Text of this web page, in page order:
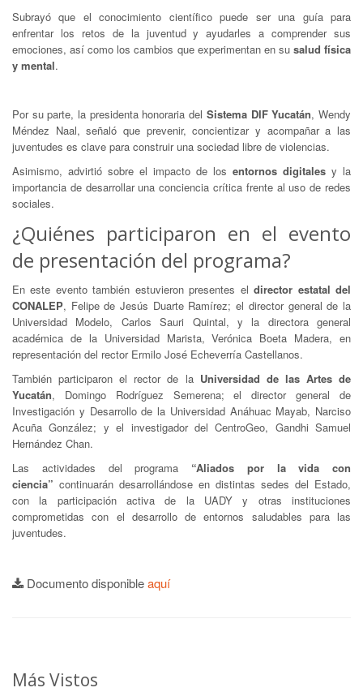
Subrayó que el conocimiento científico puede ser una guía para
enfrentar los retos de la juventud y ayudarles a comprender sus
emociones, así como los cambios que experimentan en su salud física
y mental.
Por su parte, la presidenta honoraria del Sistema DIF Yucatán, Wendy
Méndez Naal, señaló que prevenir, concientizar y acompañar a las
juventudes es clave para construir una sociedad libre de violencias.
Asimismo, advirtió sobre el impacto de los entornos digitales y la
importancia de desarrollar una conciencia crítica frente al uso de redes
sociales.
¿Quiénes participaron en el evento
de presentación del programa?
En este evento también estuvieron presentes eldirector estatal del
CONALEP, Felipe de Jesús Duarte Ramírez; el director general de la
Universidad Modelo, Carlos Sauri Quintal, y la directora general
académica de la Universidad Marista, Verónica Boeta Madera, en
representación del rector Ermilo José Echeverría Castellanos.
También participaron el rector de la Universidad de las Artes de
Yucatán, Domingo Rodríguez Semerena; el director general de
Investigación y Desarrollo de la Universidad Anáhuac Mayab, Narciso
Acuña González; y el investigador del CentroGeo, Gandhi Samuel
Hernández Chan.
Las actividades del programa “Aliados por la vida con
ciencia” continuarán desarrollándose en distintas sedes del Estado,
con la participación activa de la UADY y otras instituciones
comprometidas con el desarrollo de entornos saludables para las
juventudes.
Documento disponibleaquí
Más Vistos